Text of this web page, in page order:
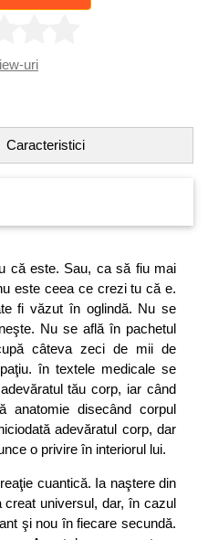
uri
Caracteristici
că este. Sau, ca să fiu mai
este ceea ce crezi tu că e.
fi văzut în oglindă. Nu se
Nu se află în pachetul
câteva zeci de mii de
în textele medicale se
tău corp, iar când
anatomie disecând corpul
adevăratul corp, dar
o privire în interiorul lui.
cuantică. Ia naştere din
universul, dar, în cazul
şi nou în fiecare secundă.